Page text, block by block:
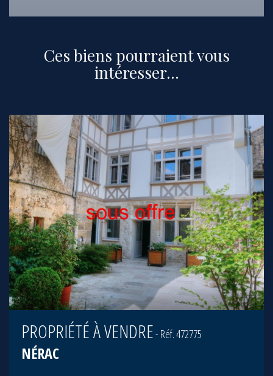
Ces biens pourraient vous
intéresser...
PROPRIÉTÉ À VENDRE- Réf. 472775
NÉRAC